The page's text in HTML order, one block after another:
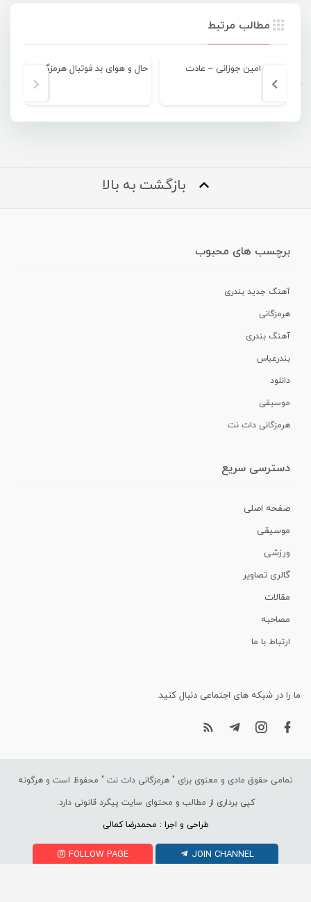
مطالب مرتبط
امین جوزانی – عادت
بازگشت به بالا
برچسب های محبوب
آهنگ جدید بندری
هرمزگانی
آهنگ بندری
بندرعباس
دانلود
موسیقی
هرمزگانی دات نت
دسترسی سریع
صفحه اصلی
موسیقی
ورزشی
گالری تصاویر
مقالات
مصاحبه
ارتباط با ما
ما را در شبکه های اجتماعی دنبال کنید.
تمامی حقوق مادی و معنوی برای " هرمزگانی دات نت " محفوظ است و هرگونه
کپی برداری از مطالب و محتوای سایت پیگرد قانونی دارد.
طراحی و اجرا : محمدرضا کمالی
FOLLOW PAGE JOIN CHANNEL